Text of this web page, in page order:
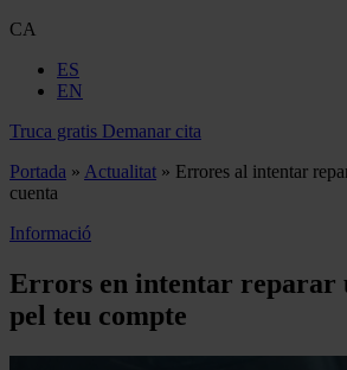
CA
ES
EN
Truca gratis Demanar cita
Portada » Actualitat » Errores al intentar
cuenta
Informació
Errors en intentar reparar
pel teu compte